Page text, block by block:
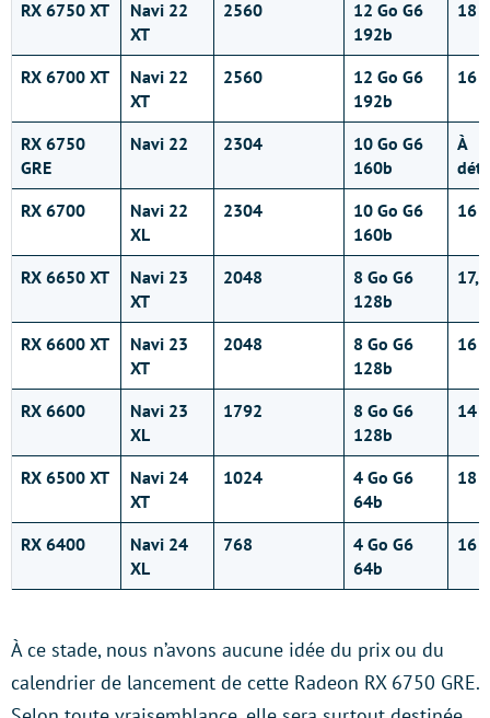
RX 6750 XT
Navi 22
XT
2560
12 Go G6
192b
18
RX 6700 XT
Navi 22
XT
2560
12 Go G6
192b
16
RX 6750
GRE
Navi 22 2304
10 Go G6
160b
À
RX 6700
Navi 22
XL
2304
10 Go G6
160b
16
RX 6650 XT
Navi 23
XT
2048
8 Go G6
128b
RX 6600 XT
Navi 23
XT
2048
8 Go G6
128b
16
RX 6600
Navi 23
XL
1792
8 Go G6
128b
14
RX 6500 XT
Navi 24
XT
1024
4 Go G6
64b
18
RX 6400
Navi 24
XL
768
4 Go G6
64b
16
À ce stade, nous n’avons aucune idée du prix ou du
calendrier de lancement de cette Radeon RX 6750 GRE.